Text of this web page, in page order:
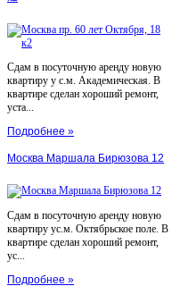
Сдам в посуточную аренду новую
квартиру у с.м. Академическая. В
квартире сделан хороший ремонт,
уста...
Подробнее »
Москва Маршала Бирюзова 12
Сдам в посуточную аренду новую
квартиру ус.м. Октябрьское поле. В
квартире сделан хороший ремонт,
ус...
Подробнее »